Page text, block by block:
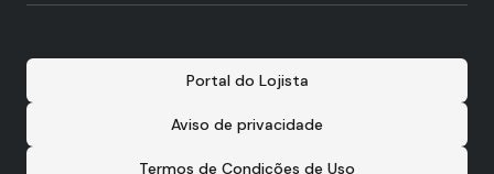
Portal do Lojista
Aviso de privacidade
Termos de Condições de Uso